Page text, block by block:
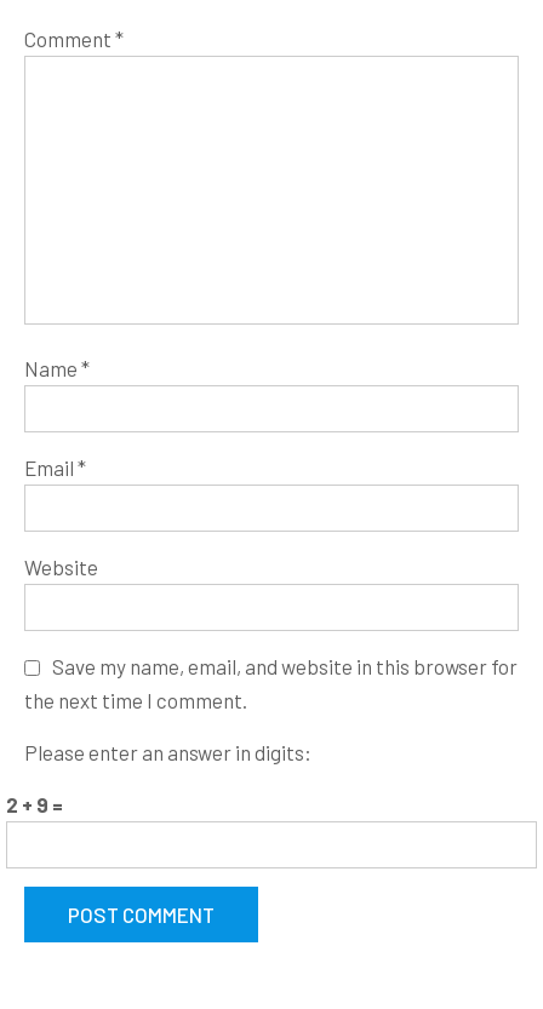
Comment *
Name *
Email *
Website
Save my name, email, and website in this browser for
the next time I comment.
Please enter an answer in digits:
2 + 9 =